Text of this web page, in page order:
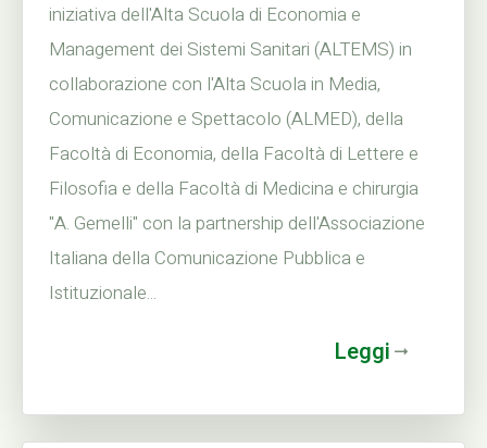
iniziativa dell'Alta Scuola di Economia e
Management dei Sistemi Sanitari (ALTEMS) in
collaborazione con l'Alta Scuola in Media,
Comunicazione e Spettacolo (ALMED), della
Facoltà di Economia, della Facoltà di Lettere e
Filosofia e della Facoltà di Medicina e chirurgia
"A. Gemelli" con la partnership dell'Associazione
Italiana della Comunicazione Pubblica e
Istituzionale...
Leggi